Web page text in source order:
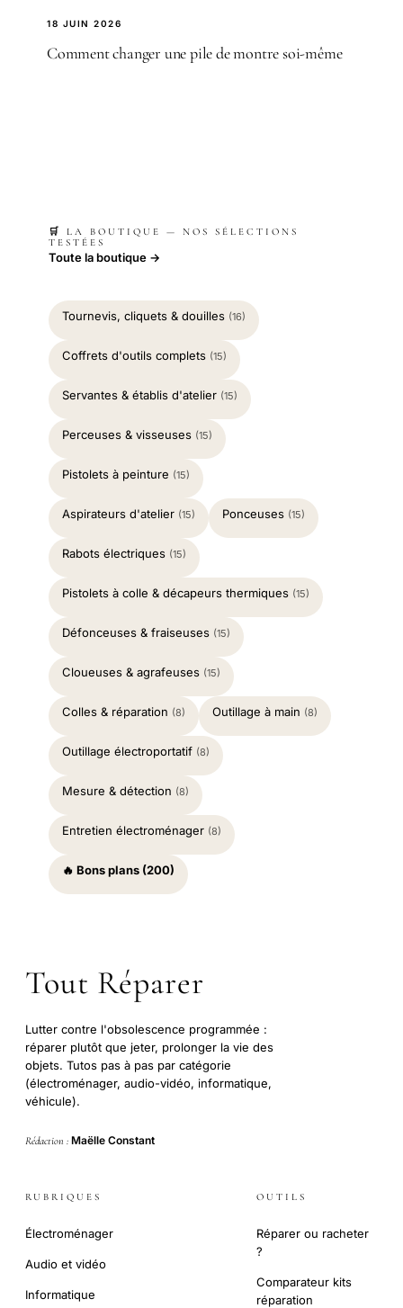
18 JUIN 2026
Comment changer une pile de montre soi-même
🛒 LA BOUTIQUE — NOS SÉLECTIONS
TESTÉES
Toute la boutique →
Tournevis, cliquets & douilles (16)
Coffrets d'outils complets (15)
Servantes & établis d'atelier (15)
Perceuses & visseuses (15)
Pistolets à peinture (15)
Aspirateurs d'atelier (15) Ponceuses (15)
Rabots électriques (15)
Pistolets à colle & décapeurs thermiques (15)
Défonceuses & fraiseuses (15)
Cloueuses & agrafeuses (15)
Colles & réparation (8) Outillage à main (8)
Outillage électroportatif (8)
Mesure & détection (8)
Entretien électroménager (8)
🔥 Bons plans (200)
Tout Réparer
Lutter contre l'obsolescence programmée :
réparer plutôt que jeter, prolonger la vie des
objets. Tutos pas à pas par catégorie
(électroménager, audio-vidéo, informatique,
véhicule).
Rédaction : Maëlle Constant
RUBRIQUES
Électroménager
Audio et vidéo
Informatique
OUTILS
Réparer ou racheter
?
Comparateur kits
réparation